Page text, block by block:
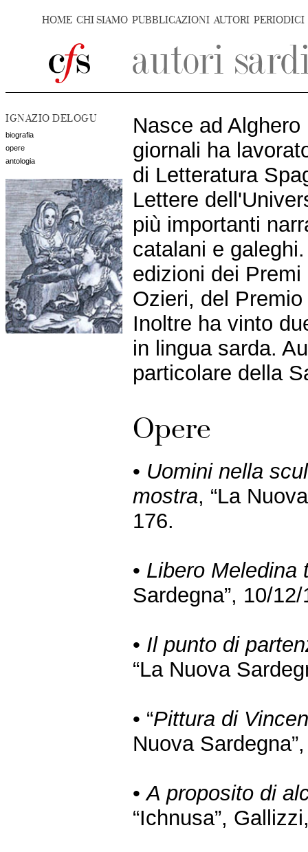
HOME CHI SIAMO PUBBLICAZIONI AUTORI PERIODICI
IGNAZIO DELOGU
biografia
opere
antologia
Nasce ad
giornali ha
di Letteratura
Lettere
più importanti
catalani e
edizioni dei
Ozieri, del
Inoltre ha vinto
in lingua sarda.
particolare della
Opere
• Uomini nella
mostra, “La
176.
• Libero Meledina
Sardegna”, 10/
• Il punto di
“La Nuova
• “Pittura di
Nuova
•A proposito di
“Ichnusa”,